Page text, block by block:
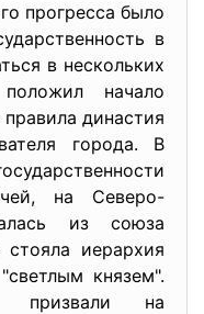
прогресса было
в
в нескольких
начало
династия
города. В
на Северо-
из союза
иерархия
князем".
призвали на